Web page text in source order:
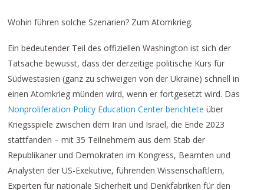
Wohin führen solche Szenarien? Zum Atomkrieg.
Ein bedeutender Teil des offiziellen Washington ist sich der
Tatsache bewusst, dass der derzeitige politische Kurs für
Südwestasien (ganz zu schweigen von der Ukraine) schnell in
einen Atomkrieg münden wird, wenn er fortgesetzt wird. Das
Nonproliferation Policy Education Center berichtete über
Kriegsspiele zwischen dem Iran und Israel, die Ende 2023
stattfanden – mit 35 Teilnehmern aus dem Stab der
Republikaner und Demokraten im Kongress, Beamten und
Analysten der US-Exekutive, führenden Wissenschaftlern,
Experten für nationale Sicherheit und Denkfabriken für den